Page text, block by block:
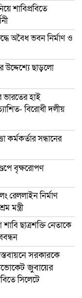
শাবিপ্রবিতে
অবৈধ ভবন নির্মাণ ও
উদ্দেশ্যে ছাড়লো
ভারতের হাই
বিরোধী দলীয়
কর্মকর্তার সন্ধানের
বৃক্ষরোপণ
রেললাইন নির্মাণ
মন্ত্রী
ছাত্রশক্তি নেতাকে
সরকারকে
জুবায়ের
সিলেটে